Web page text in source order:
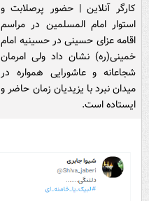
کارگر آنلاین | حضور پرصلابت و
استوار امام المسلمین در مراسم
اقامه عزای حسینی در حسینیه امام
خمینی(ره) نشان داد ولی امرمان
شجاعانه و عاشورایی همواره در
میدان نبرد با یزیدیان زمان حاضر و
ایستاده است.